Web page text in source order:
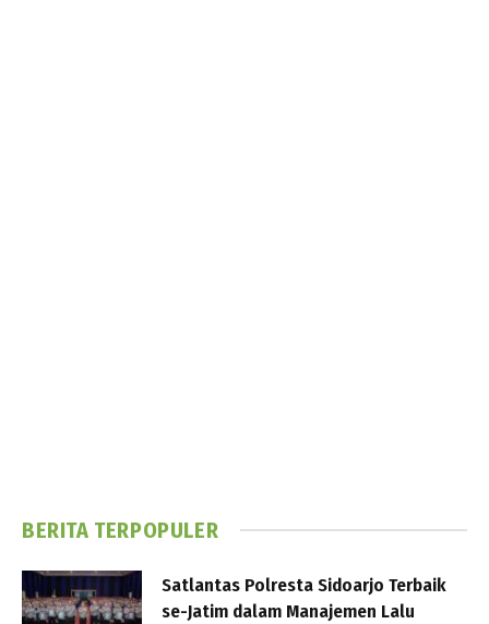
BERITA TERPOPULER
Satlantas Polresta Sidoarjo Terbaik
se-Jatim dalam Manajemen Lalu